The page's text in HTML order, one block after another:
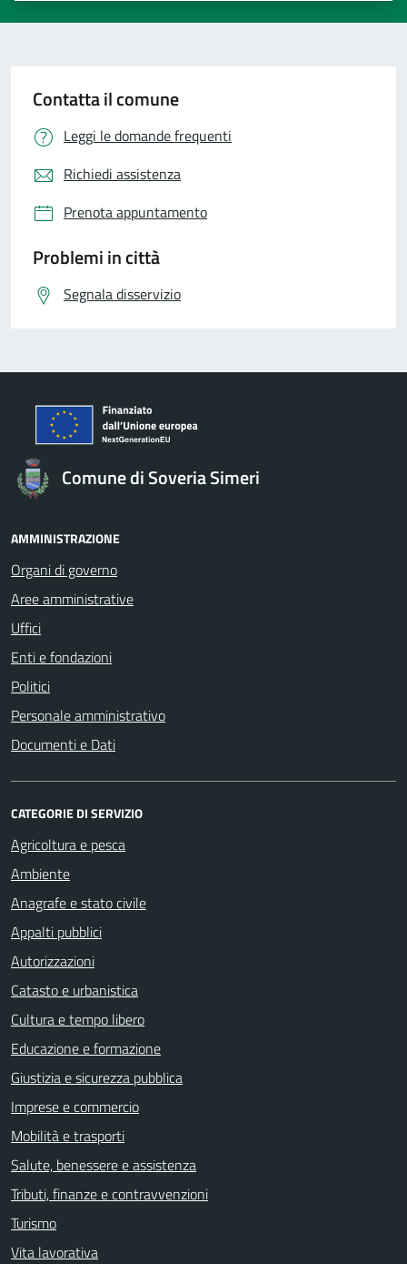
Contatta il comune
Leggi le domande frequenti
Richiedi assistenza
Prenota appuntamento
Problemi in città
Segnala disservizio
Comune di Soveria Simeri
AMMINISTRAZIONE
Organi di governo
Aree amministrative
Uffici
Enti e fondazioni
Politici
Personale amministrativo
Documenti e Dati
CATEGORIE DI SERVIZIO
Agricoltura e pesca
Ambiente
Anagrafe e stato civile
Appalti pubblici
Autorizzazioni
Catasto e urbanistica
Cultura e tempo libero
Educazione e formazione
Giustizia e sicurezza pubblica
Imprese e commercio
Mobilità e trasporti
Salute, benessere e assistenza
Tributi, finanze e contravvenzioni
Turismo
Vita lavorativa